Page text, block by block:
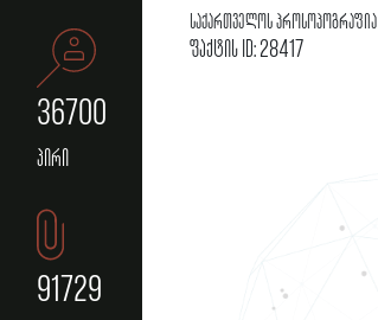
36700
პირი
91729
საქართველოს პროსოპოგრაფია
ფაქტის ID: 28417